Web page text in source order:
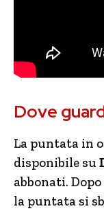
Dove
La puntata in
disponibile su
abbonati.
la puntata si